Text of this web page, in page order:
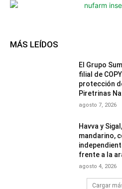
MÁS LEÍDOS
El Grupo
filial de
protección
Piretrinas
agosto 7, 2026
Havva y
mandarino,
frente a la
agosto 4, 2026
Cargar